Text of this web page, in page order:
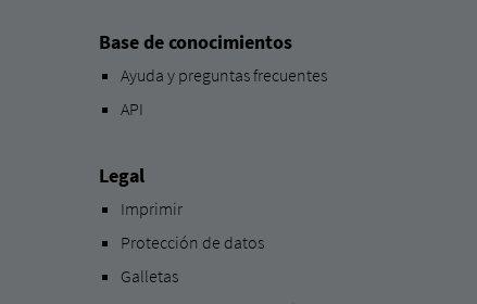
Base de conocimientos
Ayuda y preguntas frecuentes
API
Legal
Imprimir
Protección de datos
Galletas